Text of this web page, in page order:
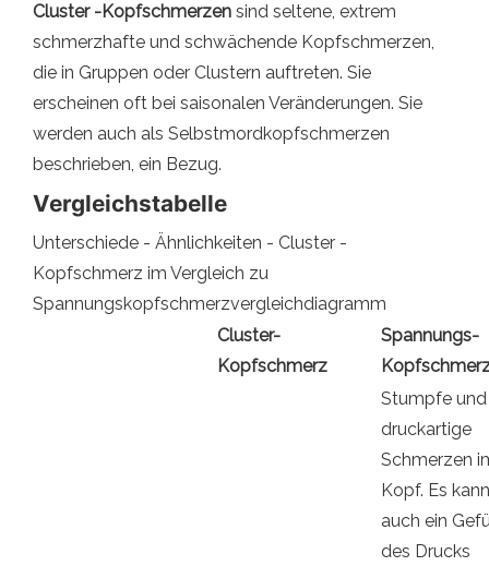
Cluster -Kopfschmerzen sind seltene, extrem
schmerzhafte und schwächende Kopfschmerzen,
die in Gruppen oder Clustern auftreten. Sie
erscheinen oft bei saisonalen Veränderungen. Sie
werden auch als Selbstmordkopfschmerzen
beschrieben, ein Bezug.
Vergleichstabelle
Unterschiede - Ähnlichkeiten - Cluster -
Kopfschmerz im Vergleich zu
Spannungskopfschmerzvergleichdiagramm
Cluster-
Kopfschmerz
Spannungs-
Stumpfe und
druckartige
Schmerzen
Kopf. Es kann
auch ein
des Drucks